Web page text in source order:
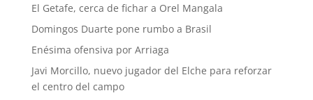
El Getafe, cerca de fichar a Orel Mangala
Domingos Duarte pone rumbo a Brasil
Enésima ofensiva por Arriaga
Javi Morcillo, nuevo jugador del Elche para reforzar
el centro del campo